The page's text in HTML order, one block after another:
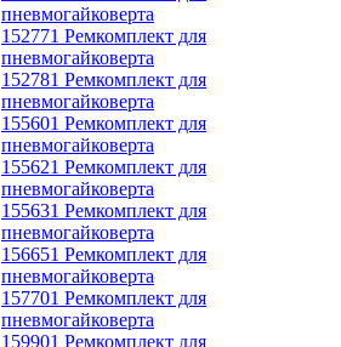
пневмогайковерта
152771 Ремкомплект для
пневмогайковерта
152781 Ремкомплект для
пневмогайковерта
155601 Ремкомплект для
пневмогайковерта
155621 Ремкомплект для
пневмогайковерта
155631 Ремкомплект для
пневмогайковерта
156651 Ремкомплект для
пневмогайковерта
157701 Ремкомплект для
пневмогайковерта
159901 Ремкомплект для